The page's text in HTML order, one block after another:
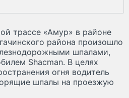
трассе «Амур» в районе
района произошло
шпалами,
Shacman. В целях
огня водитель
шпалы на проезжую